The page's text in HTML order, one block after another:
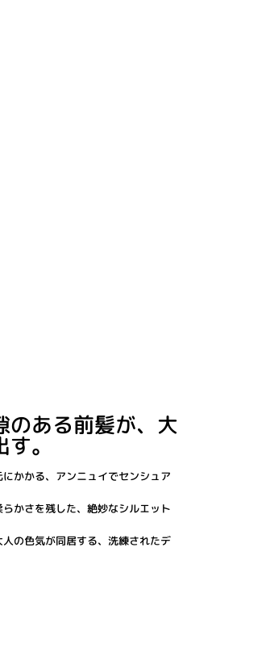
のある前髪が、大
。
かかる、アンニュイでセンシュア
かさを残した、絶妙なシルエット
の色気が同居する、洗練されたデ